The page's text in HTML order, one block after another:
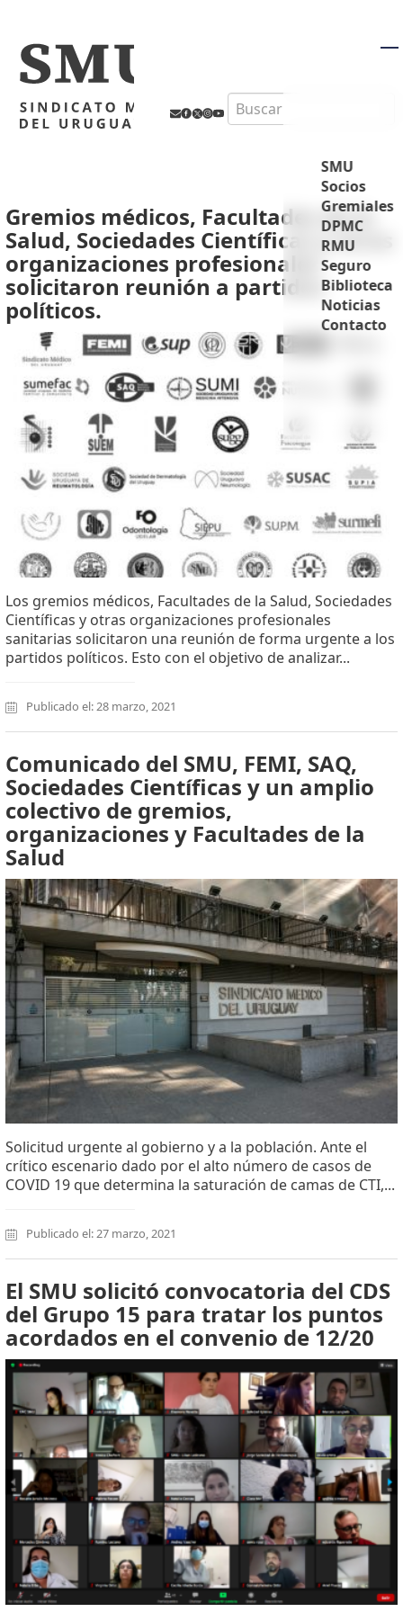
Search
SMU
Socios
Gremiales
DPMC
RMU
Seguro
Biblioteca
Noticias
Contacto
Gremios médicos, Facultades de la
Salud, Sociedades Científicas y otras
organizaciones profesionales
solicitaron reunión a partidos
políticos.
Los gremios médicos, Facultades de la Salud, Sociedades
Científicas y otras organizaciones profesionales
sanitarias solicitaron una reunión de forma urgente a los
partidos políticos. Esto con el objetivo de analizar...
Publicado el: 28 marzo, 2021
Comunicado del SMU, FEMI, SAQ,
Sociedades Científicas y un amplio
colectivo de gremios,
organizaciones y Facultades de la
Salud
Solicitud urgente al gobierno y a la población. Ante el
crítico escenario dado por el alto número de casos de
COVID 19 que determina la saturación de camas de CTI,...
Publicado el: 27 marzo, 2021
El SMU solicitó convocatoria del CDS
del Grupo 15 para tratar los puntos
acordados en el convenio de 12/20